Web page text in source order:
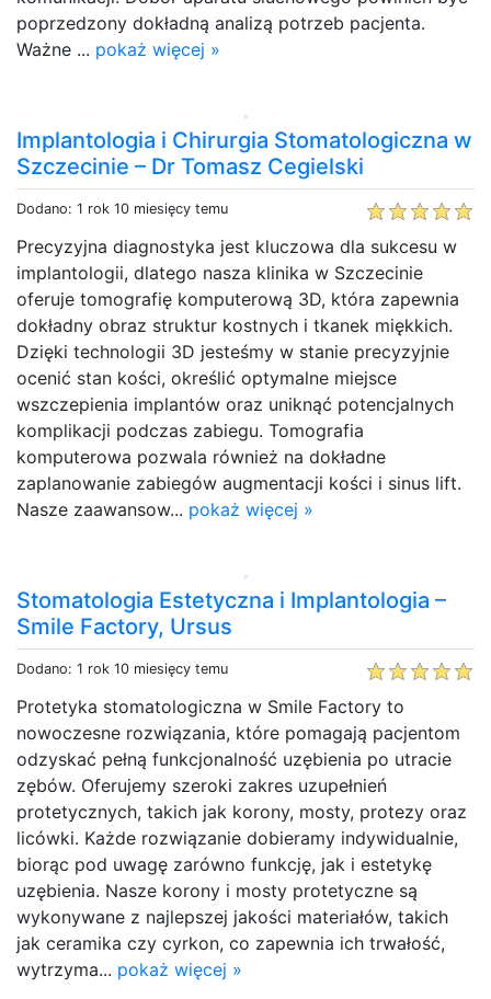
poprzedzony dokładną analizą potrzeb pacjenta.
Ważne ... pokaż więcej »
Implantologia i Chirurgia Stomatologiczna w
Szczecinie – Dr Tomasz Cegielski
Dodano: 1 rok 10 miesięcy temu
Precyzyjna diagnostyka jest kluczowa dla sukcesu w
implantologii, dlatego nasza klinika w Szczecinie
oferuje tomografię komputerową 3D, która zapewnia
dokładny obraz struktur kostnych i tkanek miękkich.
Dzięki technologii 3D jesteśmy w stanie precyzyjnie
ocenić stan kości, określić optymalne miejsce
wszczepienia implantów oraz uniknąć potencjalnych
komplikacji podczas zabiegu. Tomografia
komputerowa pozwala również na dokładne
zaplanowanie zabiegów augmentacji kości i sinus lift.
Nasze zaawansow... pokaż więcej »
Stomatologia Estetyczna i Implantologia –
Smile Factory, Ursus
Dodano: 1 rok 10 miesięcy temu
Protetyka stomatologiczna w Smile Factory to
nowoczesne rozwiązania, które pomagają pacjentom
odzyskać pełną funkcjonalność uzębienia po utracie
zębów. Oferujemy szeroki zakres uzupełnień
protetycznych, takich jak korony, mosty, protezy oraz
licówki. Każde rozwiązanie dobieramy indywidualnie,
biorąc pod uwagę zarówno funkcję, jak i estetykę
uzębienia. Nasze korony i mosty protetyczne są
wykonywane z najlepszej jakości materiałów, takich
jak ceramika czy cyrkon, co zapewnia ich trwałość,
wytrzyma... pokaż więcej »